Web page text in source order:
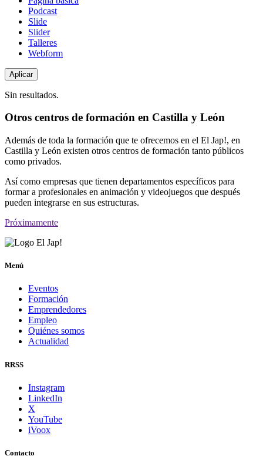
Podcast
Slide
Slider
Talleres
Webform
Sin resultados.
Otros centros de formación en Castilla y León
Además de toda la formación que te ofrecemos en el El Jap!, en
Castilla y León existen otros centros de formación tanto públicos
como privados.
Así como empresas que tienen departamentos específicos para
formar a profesionales en animación y videojuegos que después
pueden integrarse en sus estructuras.
Próximamente
Menú
Eventos
Formación
Emprendedores
Empleo
Quiénes somos
Actualidad
RRSS
Instagram
LinkedIn
X
YouTube
iVoox
Contacto